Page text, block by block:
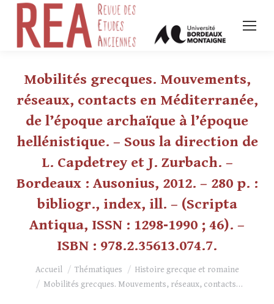
Mobilités grecques. Mouvements,
réseaux, contacts en Méditerranée,
de l’époque archaïque à l’époque
hellénistique. – Sous la direction de
L. Capdetrey et J. Zurbach. –
Bordeaux : Ausonius, 2012. – 280 p. :
bibliogr., index, ill. – (Scripta
Antiqua, ISSN : 1298‑1990 ; 46). –
ISBN : 978.2.35613.074.7.
Vous êtes ici :
Accueil Thématiques
Histoire grecque et romaine
Mobilités grecques. Mouvements, réseaux, contacts…